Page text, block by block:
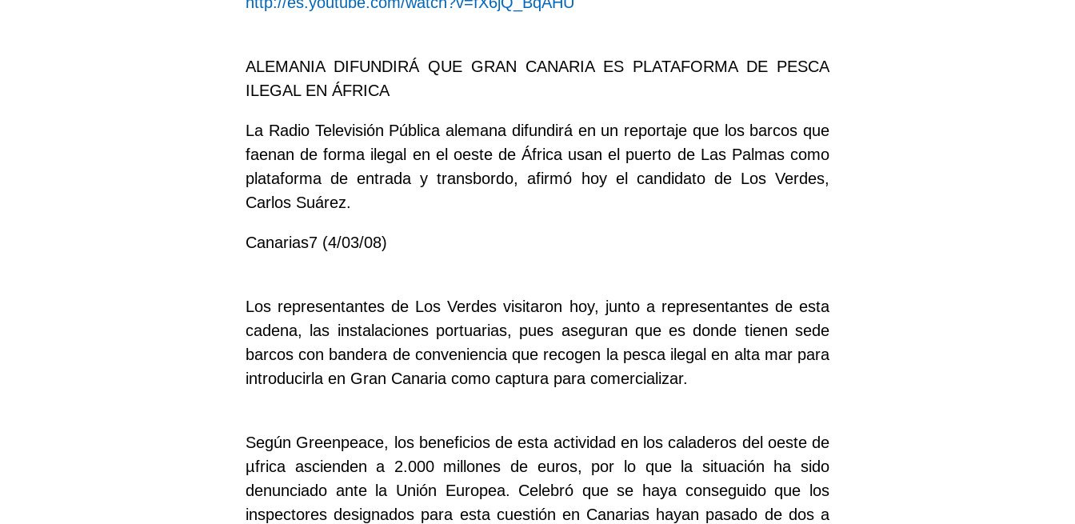
ALEMANIA DIFUNDIRÁ QUE GRAN CANARIA ES PLATAFORMA DE PESCA
ILEGAL EN ÁFRICA
La Radio Televisión Pública alemana difundirá en un reportaje que los barcos que
faenan de forma ilegal en el oeste de África usan el puerto de Las Palmas como
plataforma de entrada y transbordo, afirmó hoy el candidato de Los Verdes,
Carlos Suárez.
Canarias7 (4/03/08)
Los representantes de Los Verdes visitaron hoy, junto a representantes de esta
cadena, las instalaciones portuarias, pues aseguran que es donde tienen sede
barcos con bandera de conveniencia que recogen la pesca ilegal en alta mar para
introducirla en Gran Canaria como captura para comercializar.
Según Greenpeace, los beneficios de esta actividad en los caladeros del oeste de
µfrica ascienden a 2.000 millones de euros, por lo que la situación ha sido
denunciado ante la Unión Europea. Celebró que se haya conseguido que los
inspectores designados para esta cuestión en Canarias hayan pasado de dos a